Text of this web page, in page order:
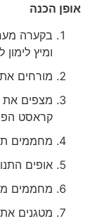
אופן הכנה
בקערה
ומיץ לימון
מורחים את
מצפים את
קראסט
מחממים תנור ל-180
אופים התנור כ-7
מחממים
מטגנים את